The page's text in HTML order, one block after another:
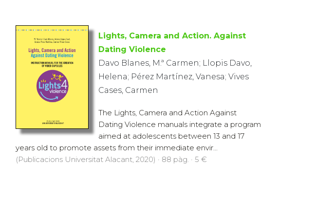
Lights, Camera and Action. Against
Dating Violence
Davo Blanes, M.ª Carmen; Llopis Davo,
Helena; Pérez Martínez, Vanesa; Vives
Cases, Carmen
The Lights, Camera and Action Against
Dating Violence manuals integrate a program
aimed at adolescents between 13 and 17
years old to promote assets from their immediate envir...
(Publicacions Universitat Alacant, 2020) · 88 pàg. · 5 €